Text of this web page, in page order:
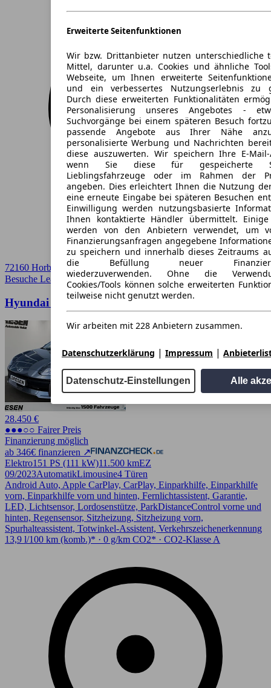
72160 Horb
Besuche Leasingmarkt➚
Hyundai IONIQ 6 53kWh 111kW 4 Türen
28.450 €
●●●○○ Fairer Preis
Finanzierung möglich
ab 346€ finanzieren ↗
Elektro151 PS (111 kW)11.500 kmEZ
09/2023AutomatikLimousine4 Türen
Android Auto, Apple CarPlay, CarPlay, Einparkhilfe, Einparkhilfe
vorn, Einparkhilfe vorn und hinten, Fernlichtassistent, Garantie,
LED, Lichtsensor, Lordosenstütze, ParkDistanceControl vorne und
hinten, Regensensor, Sitzheizung, Sitzheizung vorn,
Spurhalteassistent, Totwinkel-Assistent, Verkehrszeichenerkennung
13,9 l/100 km (komb.)* · 0 g/km CO2* · CO2-Klasse A
Erweiterte Seitenfunktionen
Wir bzw. Drittanbieter nutzen unterschiedliche
Mittel, darunter u.a. Cookies und ähnliche
Webseite, um Ihnen erweiterte
und ein verbessertes Nutzungserlebnis zu
Durch diese erweiterten Funktionalitäten
Personalisierung unseres Angebotes -
Suchvorgänge bei einem späteren Besuch
passende Angebote aus Ihrer Nähe
personalisierte Werbung und Nachrichten
diese auszuwerten. Wir speichern Ihre E-Mail-
wenn Sie diese für gespeicherte
Lieblingsfahrzeuge oder im Rahmen der
angeben. Dies erleichtert Ihnen die Nutzung
eine erneute Eingabe bei späteren Besuchen
Einwilligung werden nutzungsbasierte
Ihnen kontaktierte Händler übermittelt. Einige
werden von den Anbietern verwendet, um
Finanzierungsanfragen angegebene
zu speichern und innerhalb dieses Zeitraums
die Befüllung neuer
wiederzuverwenden. Ohne die
Cookies/Tools können solche erweiterten
teilweise nicht genutzt werden.
Wir arbeiten mit 228 Anbietern zusammen.
Datenschutzerklärung | Impressum |
Datenschutz-Einstellungen Alle